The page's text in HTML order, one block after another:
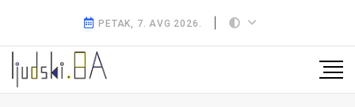
PETAK, 7. AVG 2026.